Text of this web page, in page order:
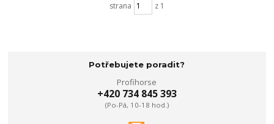
strana z 1
Potřebujete poradit?
Profihorse
+420 734 845 393
(Po-Pá, 10-18 hod.)